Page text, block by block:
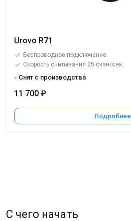
Urovo R71
Беспроводное подключение
Скорость считывания 25 скан/сек
Снят с производства
11 700 ₽
Подробнее
С чего начать